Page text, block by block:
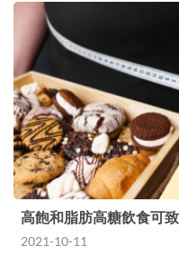
高飽和脂肪高糖飲食可
2021-10-11